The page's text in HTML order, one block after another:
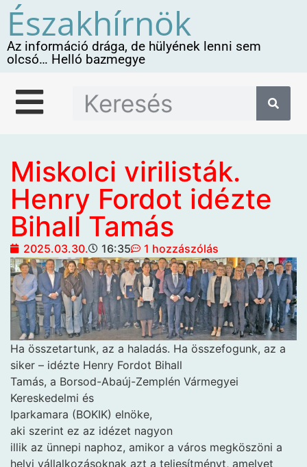
Északhírnök
Az információ drága, de hülyének lenni sem
olcsó… Helló bazmegye
Miskolci virilisták.
Henry Fordot idézte
Bihall Tamás
2025.03.30. 16:35 1 hozzászólás
Ha összetartunk, az a haladás. Ha összefogunk, az a
siker – idézte Henry Fordot Bihall
Tamás, a Borsod-Abaúj-Zemplén Vármegyei
Kereskedelmi és
Iparkamara (BOKIK) elnöke,
aki szerint ez az idézet nagyon
illik az ünnepi naphoz, amikor a város megköszöni a
helyi vállalkozásoknak azt a teljesítményt, amelyet